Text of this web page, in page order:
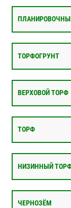
ТОРФОГРУНТ
ВЕРХОВОЙ ТОРФ
ТОРФ
НИЗИННЫЙ
ЧЕРНОЗЁМ